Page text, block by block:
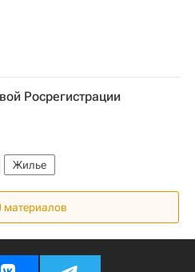
Росрегистрации
Жилье
материалов